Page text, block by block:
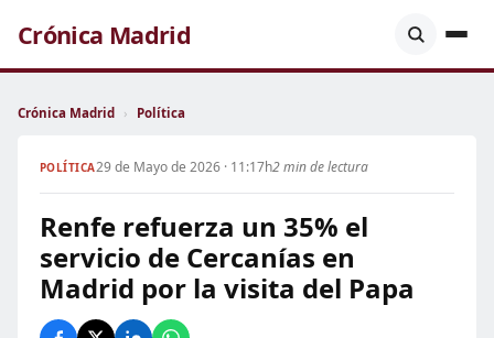
Crónica Madrid
Crónica Madrid › Política
POLÍTICA29 de Mayo de 2026 · 11:17h2 min de lectura
Renfe refuerza un 35% el
servicio de Cercanías en
Madrid por la visita del Papa